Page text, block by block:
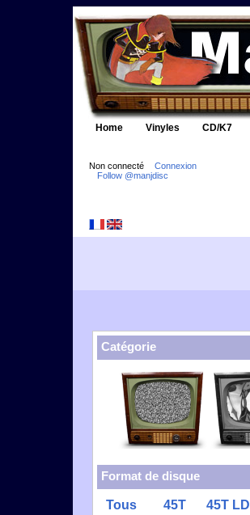
Home Vinyles CD/K7
Non connecté
Connexion
Follow @manjdisc
Catégorie
Format de disque
Tous 45T 45T LD